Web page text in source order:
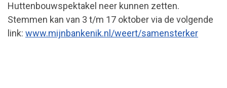
Huttenbouwspektakel neer kunnen zetten.
Stemmen kan van 3 t/m 17 oktober via de volgende
link: www.mijnbankenik.nl/weert/samensterker